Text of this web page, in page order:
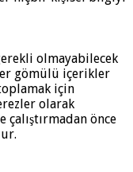
olmayabilecek
gömülü içerikler
için
olarak
çalıştırmadan önce